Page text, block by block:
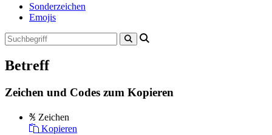
Sonderzeichen
Emojis
Betreff
Zeichen und Codes zum Kopieren
℁ Zeichen
Kopieren